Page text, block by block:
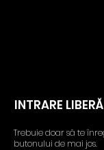
INTRARE LIBERĂ
Trebuie doar să te
butonului de mai jos.